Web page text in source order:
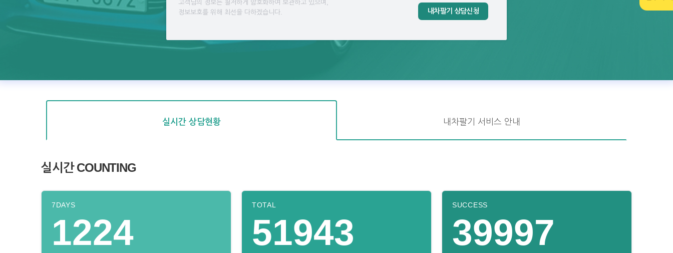
고객님의 정보는 철저하게 암호화하여 보관하고 있으며,
정보보호를 위해 최선을 다하겠습니다.
내차팔기 상담신청
실시간 상담현황 내차팔기 서비스 안내
실시간 COUNTING
7DAYS
1224
TOTAL
51943
SUCCESS
39997